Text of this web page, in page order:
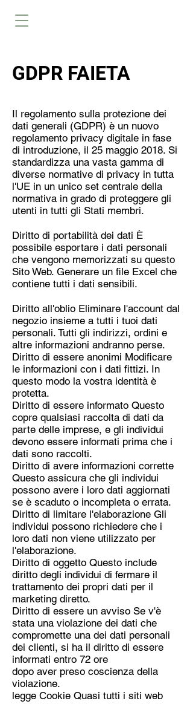
GDPR FAIETA
Il regolamento sulla protezione dei
dati generali (GDPR) è un nuovo
regolamento privacy digitale in fase
di introduzione, il 25 maggio 2018. Si
standardizza una vasta gamma di
diverse normative di privacy in tutta
l'UE in un unico set centrale della
normativa in grado di proteggere gli
utenti in tutti gli Stati membri.
Diritto di portabilità dei dati È
possibile esportare i dati personali
che vengono memorizzati su questo
Sito Web. Generare un file Excel che
contiene tutti i dati sensibili.
Diritto all'oblio Eliminare l'account dal
negozio insieme a tutti i tuoi dati
personali. Tutti gli indirizzi, ordini e
altre informazioni andranno perse.
Diritto di essere anonimi Modificare
le informazioni con i dati fittizi. In
questo modo la vostra identità è
protetta.
Diritto di essere informato Questo
copre qualsiasi raccolta di dati da
parte delle imprese, e gli individui
devono essere informati prima che i
dati sono raccolti.
Diritto di avere informazioni corrette
Questo assicura che gli individui
possono avere i loro dati aggiornati
se è scaduto o incompleta o errata.
Diritto di limitare l'elaborazione Gli
individui possono richiedere che i
loro dati non viene utilizzato per
l'elaborazione.
Diritto di oggetto Questo include
diritto degli individui di fermare il
trattamento dei propri dati per il
marketing diretto.
Diritto di essere un avviso Se v'è
stata una violazione dei dati che
compromette una dei dati personali
dei clienti, si ha il diritto di essere
informati entro 72 ore
dopo aver preso coscienza della
violazione.
legge Cookie Quasi tutti i siti web